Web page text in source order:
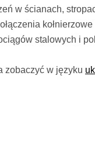
w ścianach,
stalowych i
zobaczyć w języku